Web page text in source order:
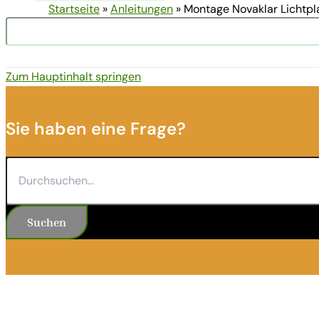
Startseite »Anleitungen » Montage Novaklar
Suchen
Zum Hauptinhalt springen
Sie haben eine Frage?
Suchen